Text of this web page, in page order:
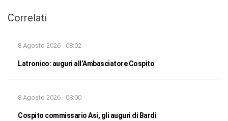
Correlati
8 Agosto 2026 - 08:02
Latronico: auguri all’Ambasciatore Cospito
8 Agosto 2026 - 08:00
Cospito commissario Asi, gli auguri di Bardi